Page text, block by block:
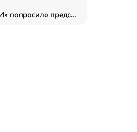
Руководство «СВОИ» попросило председателя СКР дать правовую оценку обысков в тыловом штабе